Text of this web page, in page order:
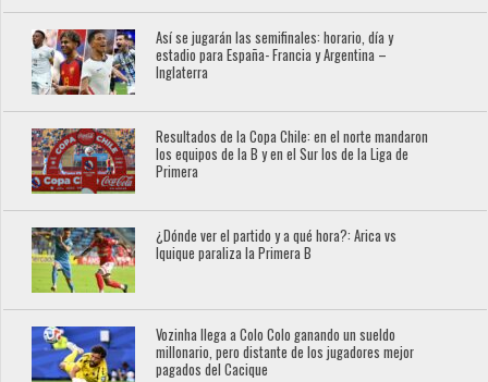
Así se jugarán las semifinales: horario, día y
estadio para España- Francia y Argentina –
Inglaterra
Resultados de la Copa Chile: en el norte mandaron
los equipos de la B y en el Sur los de la Liga de
Primera
¿Dónde ver el partido y a qué hora?: Arica vs
Iquique paraliza la Primera B
Vozinha llega a Colo Colo ganando un sueldo
millonario, pero distante de los jugadores mejor
pagados del Cacique